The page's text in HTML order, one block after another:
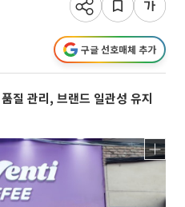
구글 선호매체 추가
질 관리, 브랜드 일관성 유지